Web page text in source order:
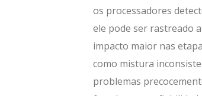
os processadores
ele pode ser rastreado
impacto maior nas
como mistura
problemas